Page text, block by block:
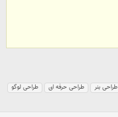
طراحی بنر طراحی حرفه ای
طراحی لوگو